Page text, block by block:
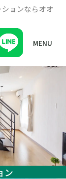
ョンならオオ
MENU
ン